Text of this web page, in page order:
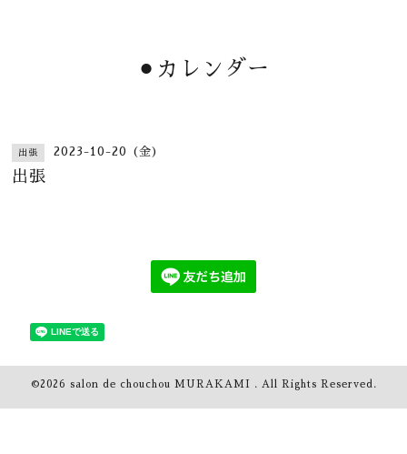
⚫︎カレンダー
出張 2023-10-20 (金)
出張
©2026 salon de chouchou MURAKAMI . All Rights Reserved.